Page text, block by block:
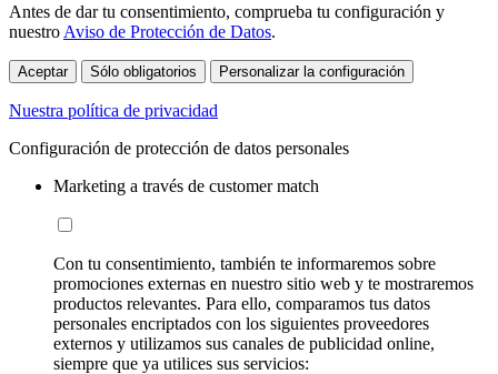
Antes de dar tu consentimiento, comprueba tu configuración y
nuestro Aviso de Protección de Datos.
Aceptar Sólo obligatorios Personalizar la configuración
Nuestra política de privacidad
Configuración de protección de datos personales
Marketing a través de customer match
Con tu consentimiento, también te informaremos sobre
promociones externas en nuestro sitio web y te mostraremos
productos relevantes. Para ello, comparamos tus datos
personales encriptados con los siguientes proveedores
externos y utilizamos sus canales de publicidad online,
siempre que ya utilices sus servicios: